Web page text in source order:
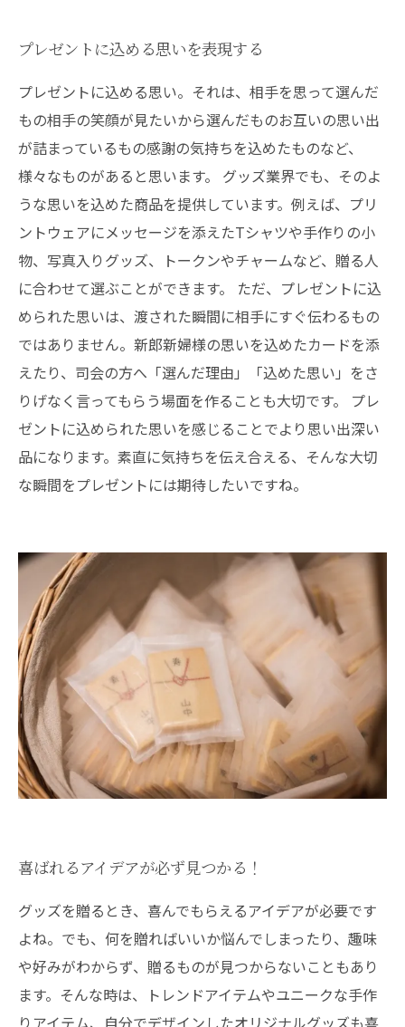
プレゼントに込める思いを表現する
プレゼントに込める思い。それは、相手を思って選んだ
もの相手の笑顔が見たいから選んだものお互いの思い出
が詰まっているもの感謝の気持ちを込めたものなど、
様々なものがあると思います。 グッズ業界でも、そのよ
うな思いを込めた商品を提供しています。例えば、プリ
ントウェアにメッセージを添えたTシャツや手作りの小
物、写真入りグッズ、トークンやチャームなど、贈る人
に合わせて選ぶことができます。 ただ、プレゼントに込
められた思いは、渡された瞬間に相手にすぐ伝わるもの
ではありません。新郎新婦様の思いを込めたカードを添
えたり、司会の方へ「選んだ理由」「込めた思い」をさ
りげなく言ってもらう場面を作ることも大切です。 プレ
ゼントに込められた思いを感じることでより思い出深い
品になります。素直に気持ちを伝え合える、そんな大切
な瞬間をプレゼントには期待したいですね。
喜ばれるアイデアが必ず見つかる！
グッズを贈るとき、喜んでもらえるアイデアが必要です
よね。でも、何を贈ればいいか悩んでしまったり、趣味
や好みがわからず、贈るものが見つからないこともあり
ます。そんな時は、トレンドアイテムやユニークな手作